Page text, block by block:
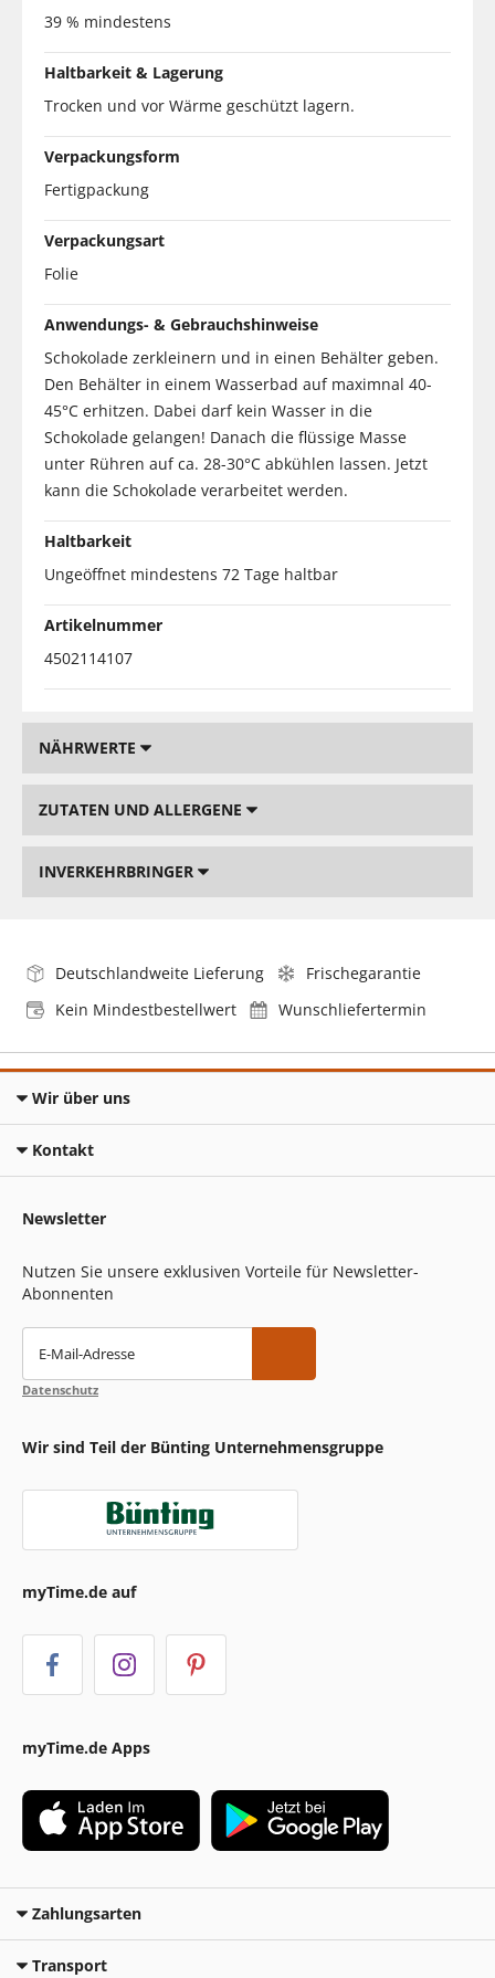
39 % mindestens
Haltbarkeit & Lagerung
Trocken und vor Wärme geschützt lagern.
Verpackungsform
Fertigpackung
Verpackungsart
Folie
Anwendungs- & Gebrauchshinweise
Schokolade zerkleinern und in einen Behälter geben.
Den Behälter in einem Wasserbad auf maximnal 40-
45°C erhitzen. Dabei darf kein Wasser in die
Schokolade gelangen! Danach die flüssige Masse
unter Rühren auf ca. 28-30°C abkühlen lassen. Jetzt
kann die Schokolade verarbeitet werden.
Haltbarkeit
Ungeöffnet mindestens 72 Tage haltbar
Artikelnummer
4502114107
NÄHRWERTE
ZUTATEN UND ALLERGENE
INVERKEHRBRINGER
Deutschlandweite Lieferung
Frischegarantie
Kein Mindestbestellwert
Wunschliefertermin
Wir über uns
Kontakt
Newsletter
Nutzen Sie unsere exklusiven Vorteile für Newsletter-
Abonnenten
E-Mail-Adresse
Datenschutz
Wir sind Teil der Bünting Unternehmensgruppe
myTime.de auf
myTime.de Apps
Zahlungsarten
Transport